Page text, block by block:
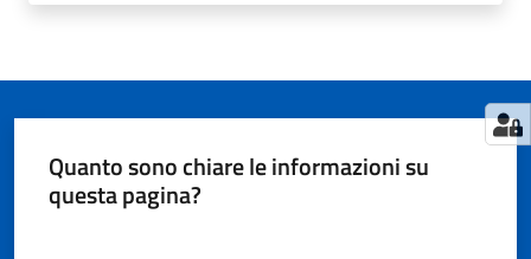
su
Quanto sono chiare le informazioni su
questa pagina?